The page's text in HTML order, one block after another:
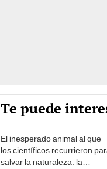
Te puede
El inesperado animal al que
los científicos recurrieron
salvar la naturaleza: la